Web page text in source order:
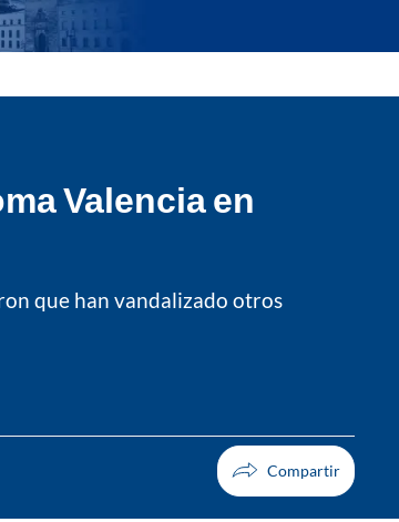
Valencia en
que han vandalizado otros